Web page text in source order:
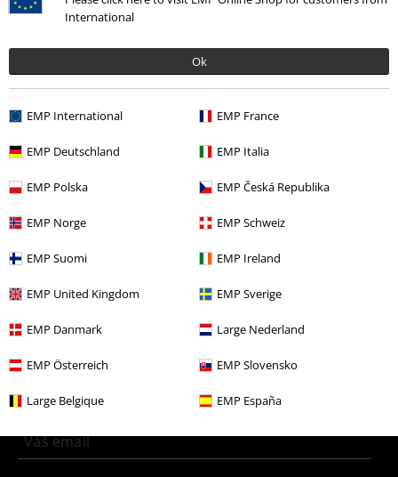
International
Ok
EMP International EMP France
EMP Deutschland EMP Italia
EMP Polska EMP Česká Republika
EMP Norge EMP Schweiz
EMP Suomi EMP Ireland
EMP United Kingdom EMP Sverige
EMP Danmark Large Nederland
EMP Österreich EMP Slovensko
Large Belgique EMP España
More categories. More options.
rameno
Témata Rockabilly Rockabilly Ženy
Značky Banned Retro
Témata Rockové oblečení Rockové oblečení Ženy
Získejte 20% slevový poukaz, když se přihlásíte